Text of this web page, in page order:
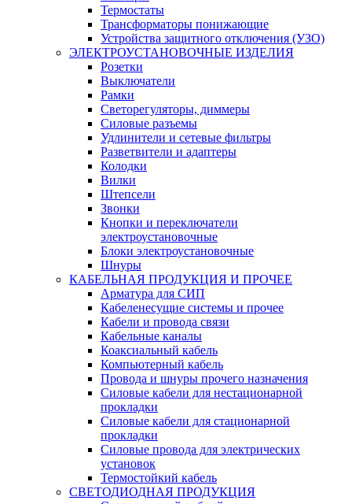
Термостаты
Трансформаторы понижающие
Устройства защитного отключения (УЗО)
ЭЛЕКТРОУСТАНОВОЧНЫЕ ИЗДЕЛИЯ
Розетки
Выключатели
Рамки
Светорегуляторы, диммеры
Силовые разъемы
Удлинители и сетевые фильтры
Разветвители и адаптеры
Колодки
Вилки
Штепсели
Звонки
Кнопки и переключатели
электроустановочные
Блоки электроустановочные
Шнуры
КАБЕЛЬНАЯ ПРОДУКЦИЯ И ПРОЧЕЕ
Арматура для СИП
Кабеленесущие системы и прочее
Кабели и провода связи
Кабельные каналы
Коаксиальный кабель
Компьютерный кабель
Провода и шнуры прочего назначения
Силовые кабели для нестационарной
прокладки
Силовые кабели для стационарной
прокладки
Силовые провода для электрических
установок
Термостойкий кабель
СВЕТОДИОДНАЯ ПРОДУКЦИЯ